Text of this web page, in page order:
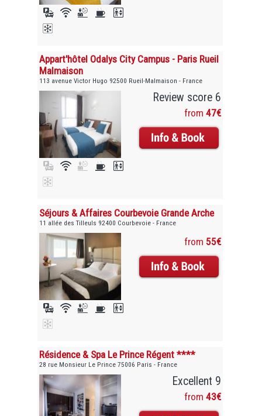
Appart'hôtel Odalys City Campus - Paris Rueil
Malmaison
113 avenue Victor Hugo 92500 Rueil-Malmaison - France
Review score 6
from 47€
Séjours & Affaires Courbevoie Grande Arche
11 allée des Tilleuls 92400 Courbevoie - France
from 55€
Résidence & Spa Le Prince Régent ****
28 rue Monsieur Le Prince 75006 Paris - France
Excellent 9
from 43€